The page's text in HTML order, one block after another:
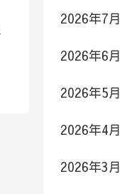
2026年7月
2026年6月
2026年5月
2026年4月
2026年3月